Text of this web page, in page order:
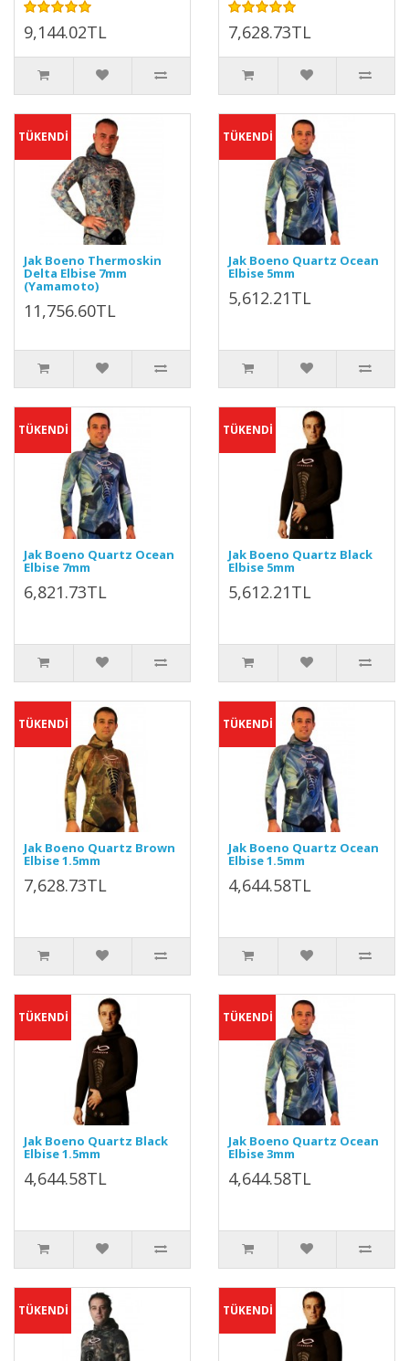
9,144.02TL 7,628.73TL
TÜKENDİ
Jak Boeno Thermoskin
Delta Elbise 7mm
(Yamamoto)
11,756.60TL
TÜKENDİ
Jak Boeno Quartz Ocean
Elbise 5mm
5,612.21TL
TÜKENDİ
Jak Boeno Quartz Ocean
Elbise 7mm
6,821.73TL
TÜKENDİ
Jak Boeno Quartz Black
Elbise 5mm
5,612.21TL
TÜKENDİ
Jak Boeno Quartz Brown
Elbise 1.5mm
7,628.73TL
TÜKENDİ
Jak Boeno Quartz Ocean
Elbise 1.5mm
4,644.58TL
TÜKENDİ
Jak Boeno Quartz Black
Elbise 1.5mm
4,644.58TL
TÜKENDİ
Jak Boeno Quartz Ocean
Elbise 3mm
4,644.58TL
TÜKENDİ TÜKENDİ